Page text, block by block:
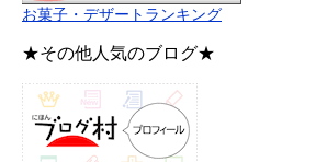
お菓子・デザートランキング
★その他人気のブログ★